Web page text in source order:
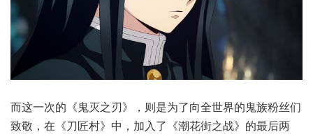
而这一次的《鬼灭之刃》，则是为了向全世界的鬼族粉丝们
致敬，在《刀匠村》中，加入了《潮花街之战》的最后两